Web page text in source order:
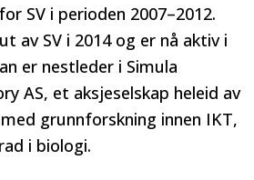
SV i perioden 2007–2012.
av SV i 2014 og er nå aktiv i
er nestleder i Simula
AS, et aksjeselskap heleid av
grunnforskning innen IKT,
i biologi.